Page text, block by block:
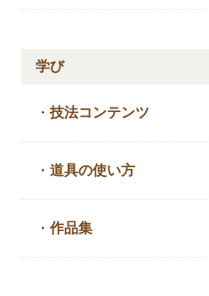
学び
・技法コンテンツ
・道具の使い方
・作品集